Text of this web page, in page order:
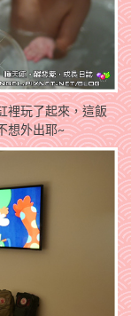
裡玩了起來，這飯
想外出耶~